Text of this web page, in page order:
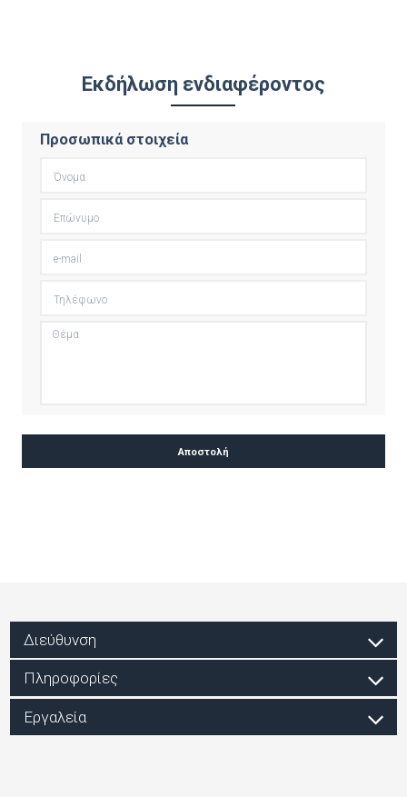
Εκδήλωση ενδιαφέροντος
Προσωπικά στοιχεία
Διεύθυνση
Πληροφορίες
Εργαλεία